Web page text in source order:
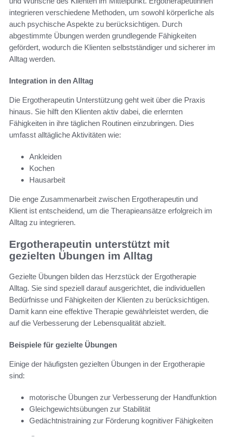
integrieren verschiedene Methoden, um sowohl körperliche als
auch psychische Aspekte zu berücksichtigen. Durch
abgestimmte Übungen werden grundlegende Fähigkeiten
gefördert, wodurch die Klienten selbstständiger und sicherer im
Alltag werden.
Integration in den Alltag
Die Ergotherapeutin Unterstützung geht weit über die Praxis
hinaus. Sie hilft den Klienten aktiv dabei, die erlernten
Fähigkeiten in ihre täglichen Routinen einzubringen. Dies
umfasst alltägliche Aktivitäten wie:
Ankleiden
Kochen
Hausarbeit
Die enge Zusammenarbeit zwischen Ergotherapeutin und
Klient ist entscheidend, um die Therapieansätze erfolgreich im
Alltag zu integrieren.
Ergotherapeutin unterstützt mit
gezielten Übungen im Alltag
Gezielte Übungen bilden das Herzstück der Ergotherapie
Alltag. Sie sind speziell darauf ausgerichtet, die individuellen
Bedürfnisse und Fähigkeiten der Klienten zu berücksichtigen.
Damit kann eine effektive Therapie gewährleistet werden, die
auf die Verbesserung der Lebensqualität abzielt.
Beispiele für gezielte Übungen
Einige der häufigsten gezielten Übungen in der Ergotherapie
sind:
motorische Übungen zur Verbesserung der Handfunktion
Gleichgewichtsübungen zur Stabilität
Gedächtnistraining zur Förderung kognitiver Fähigkeiten